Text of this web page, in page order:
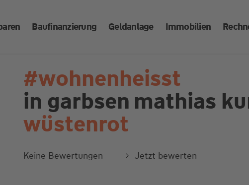
Baufinanzierung Geldanlage Immobilien
#wohnenheisst
in garbsen mathias
wüstenrot
Keine Bewertungen Jetzt bewerten